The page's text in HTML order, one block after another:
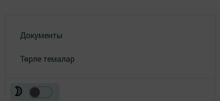
Документы
Төрле темалар